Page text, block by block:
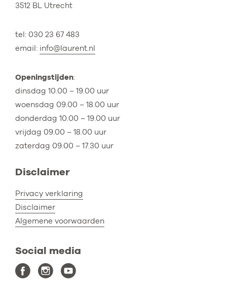
3512 BL Utrecht
tel: 030 23 67 483
email: info@laurent.nl
Openingstijden:
dinsdag 10.00 – 19.00 uur
woensdag 09.00 – 18.00 uur
donderdag 10.00 – 19.00 uur
vrijdag 09.00 – 18.00 uur
zaterdag 09.00 – 17.30 uur
Disclaimer
Privacy verklaring
Disclaimer
Algemene voorwaarden
Social media